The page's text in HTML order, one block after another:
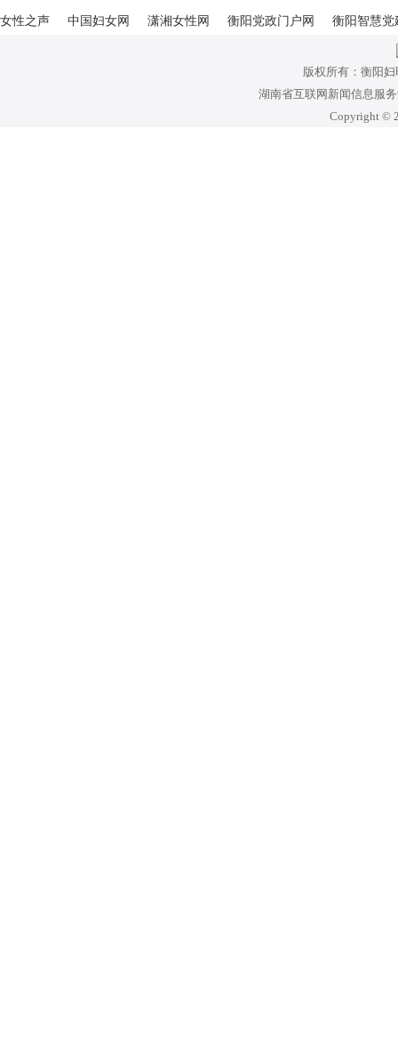
女性之声 中国妇女网 潇湘女性网 衡阳党政门户网 衡阳智慧党
版权所有：衡阳妇
湖南省互联网新闻信息服
Copyright ©